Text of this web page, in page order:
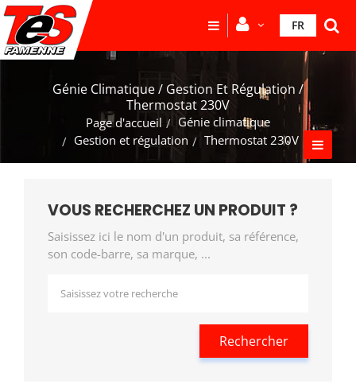
FR
Génie Climatique / Gestion Et Régulation /
Thermostat 230V
Page d'accueil
Génie climatique
Gestion et régulation
Thermostat 230V
VOUS RECHERCHEZ UN PRODUIT ?
Saisissez ici le nom d'un produit, sa référence,
son code-barre, sa marque, ...
Rechercher